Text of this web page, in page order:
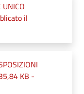
il
KB -